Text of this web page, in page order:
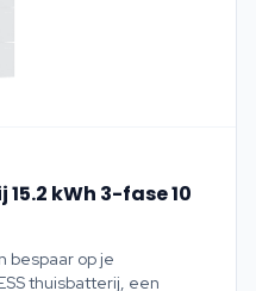
kWh 3-fase 10
bespaar op je
thuisbatterij, een